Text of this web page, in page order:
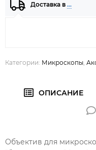
Доставка в …
Категории: Микроскопы
ОПИСАНИЕ
Объектив для